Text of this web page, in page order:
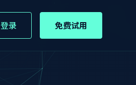
登录 免费试用